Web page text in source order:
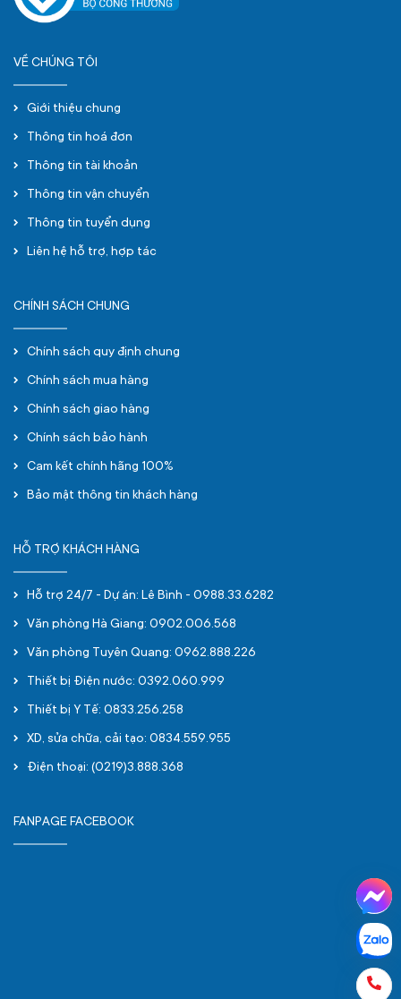
VỀ CHÚNG TÔI
Giới thiệu chung
Thông tin hoá đơn
Thông tin tài khoản
Thông tin vận chuyển
Thông tin tuyển dụng
Liên hệ hỗ trợ, hợp tác
CHÍNH SÁCH CHUNG
Chính sách quy định chung
Chính sách mua hàng
Chính sách giao hàng
Chính sách bảo hành
Cam kết chính hãng 100%
Bảo mật thông tin khách hàng
HỖ TRỢ KHÁCH HÀNG
Hỗ trợ 24/7 - Dự án: Lê Bình - 0988.33.6282
Văn phòng Hà Giang: 0902.006.568
Văn phòng Tuyên Quang: 0962.888.226
Thiết bị Điện nước: 0392.060.999
Thiết bị Y Tế: 0833.256.258
XD, sửa chữa, cải tạo: 0834.559.955
Điện thoại: (0219)3.888.368
FANPAGE FACEBOOK